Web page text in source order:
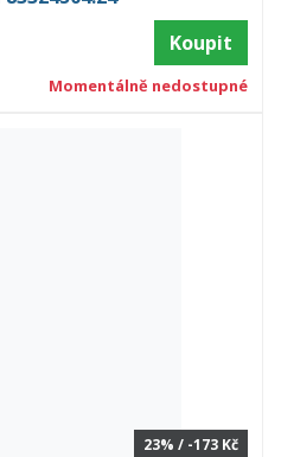
Koupit
Momentálně nedostupné
23% / -173 Kč